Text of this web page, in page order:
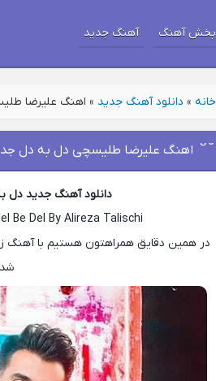
پخش آهنگ آهنگ جدید
خانه » دانلود آهنگ جدید » اهنگ علیرضا
اهنگ علیرضا طلیسچی دل به دل
دانلود آهنگ جدید دل
Be Del By Alireza Talischi
در همین دقایق همراهتون هستیم با آهنگ